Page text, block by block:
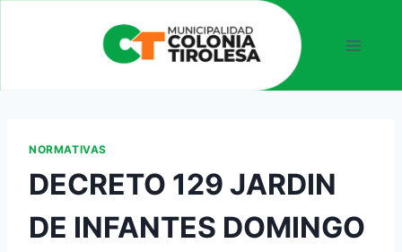
NORMATIVAS
DECRETO 129 JARDIN
DE INFANTES DOMINGO